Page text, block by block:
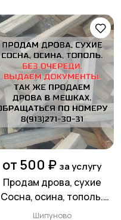
от 500 ₽ за услугу
Продам дрова, сухие
Сосна, осина, тополь.
Доставка по Шипуново и
Шипуново